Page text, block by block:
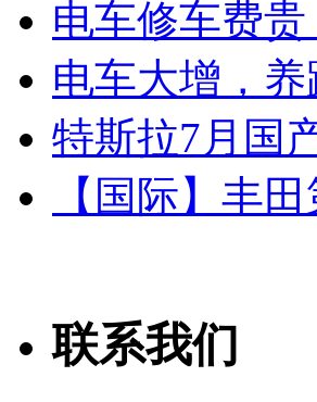
电车修车费
电车大增，
特斯拉7月国
【国际】丰
联系我们